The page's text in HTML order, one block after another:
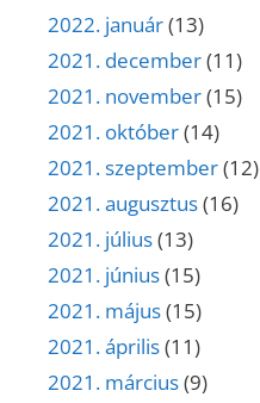
2022. január(13)
2021. december(11)
2021. november(15)
2021. október(14)
2021. szeptember(12)
2021. augusztus(16)
2021. július(13)
2021. június(15)
2021. május(15)
2021. április(11)
2021. március(9)